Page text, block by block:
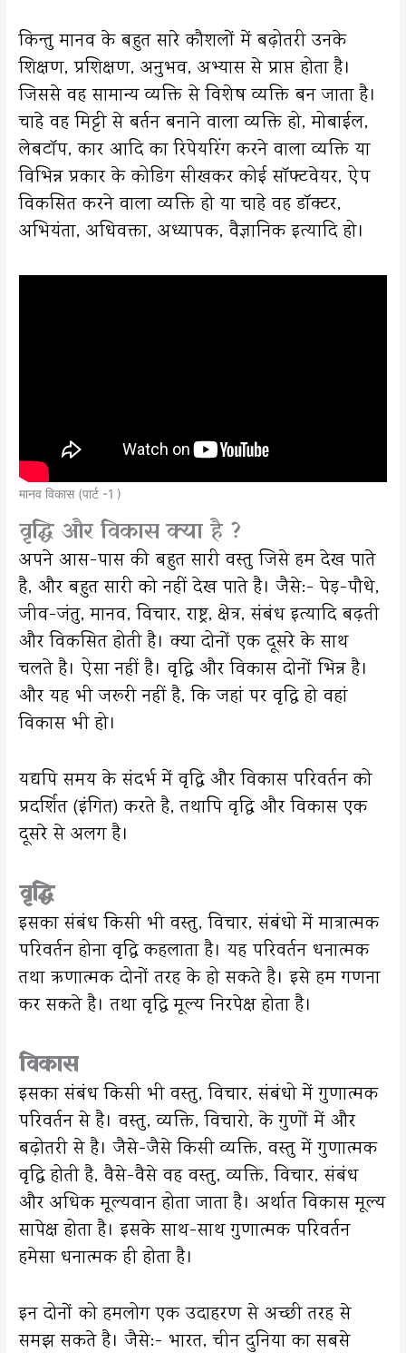
किन्तु मानव के बहुत सारे कौशलों में बढ़ोतरी उनके
शिक्षण, प्रशिक्षण, अनुभव, अभ्यास से प्राप्त होता है।
जिससे वह सामान्य व्यक्ति से विशेष व्यक्ति बन जाता है।
चाहे वह मिट्टी से बर्तन बनाने वाला व्यक्ति हो, मोबाईल,
लेबटॉप, कार आदि का रिपेयरिंग करने वाला व्यक्ति या
विभिन्न प्रकार के कोडिग सीखकर कोई सॉफ्टवेयर, ऐप
विकसित करने वाला व्यक्ति हो या चाहे वह डॉक्टर,
अभियंता, अधिवक्ता, अध्यापक, वैज्ञानिक इत्यादि हो।
मानव विकास (पार्ट -1 )
वृद्धि और विकास क्या है ?
अपने आस-पास की बहुत सारी वस्तु जिसे हम देख पाते
है, और बहुत सारी को नहीं देख पाते है। जैसे:- पेड़-पौधे,
जीव-जंतु, मानव, विचार, राष्ट्र, क्षेत्र, संबंध इत्यादि बढ़ती
और विकसित होती है। क्या दोनों एक दूसरे के साथ
चलते है। ऐसा नहीं है। वृद्धि और विकास दोनों भिन्न है।
और यह भी जरूरी नहीं है, कि जहां पर वृद्धि हो वहां
विकास भी हो।
यद्यपि समय के संदर्भ में वृद्धि और विकास परिवर्तन को
प्रदर्शित (इंगित) करते है, तथापि वृद्धि और विकास एक
दूसरे से अलग है।
वृद्धि
इसका संबंध किसी भी वस्तु, विचार, संबंधो में मात्रात्मक
परिवर्तन होना वृद्धि कहलाता है। यह परिवर्तन धनात्मक
तथा ऋणात्मक दोनों तरह के हो सकते है। इसे हम गणना
कर सकते है। तथा वृद्धि मूल्य निरपेक्ष होता है।
विकास
इसका संबंध किसी भी वस्तु, विचार, संबंधो में गुणात्मक
परिवर्तन से है। वस्तु, व्यक्ति, विचारो, के गुणों में और
बढ़ोतरी से है। जैसे-जैसे किसी व्यक्ति, वस्तु में गुणात्मक
वृद्धि होती है, वैसे-वैसे वह वस्तु, व्यक्ति, विचार, संबंध
और अधिक मूल्यवान होता जाता है। अर्थात विकास मूल्य
सापेक्ष होता है। इसके साथ-साथ गुणात्मक परिवर्तन
हमेसा धनात्मक ही होता है।
इन दोनों को हमलोग एक उदाहरण से अच्छी तरह से
समझ सकते है। जैसे:- भारत, चीन दुनिया का सबसे